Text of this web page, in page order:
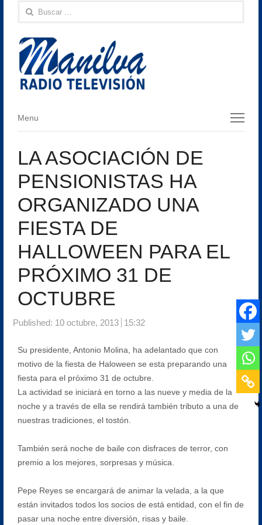
Buscar:
Menu
Menu
LA ASOCIACIÓN DE
PENSIONISTAS HA
ORGANIZADO UNA
FIESTA DE
HALLOWEEN PARA EL
PRÓXIMO 31 DE
OCTUBRE
Published: 10 octubre, 2013 15:32
Su presidente, Antonio Molina, ha adelantado que con
motivo de la fiesta de Haloween se esta preparando una
fiesta para el próximo 31 de octubre.
La actividad se iniciará en torno a las nueve y media de la
noche y a través de ella se rendirá también tributo a una de
nuestras tradiciones, el tostón.
También será noche de baile con disfraces de terror, con
premio a los mejores, sorpresas y música.
Pepe Reyes se encargará de animar la velada, a la que
están invitados todos los socios de está entidad, con el fin de
pasar una noche entre diversión, risas y baile.